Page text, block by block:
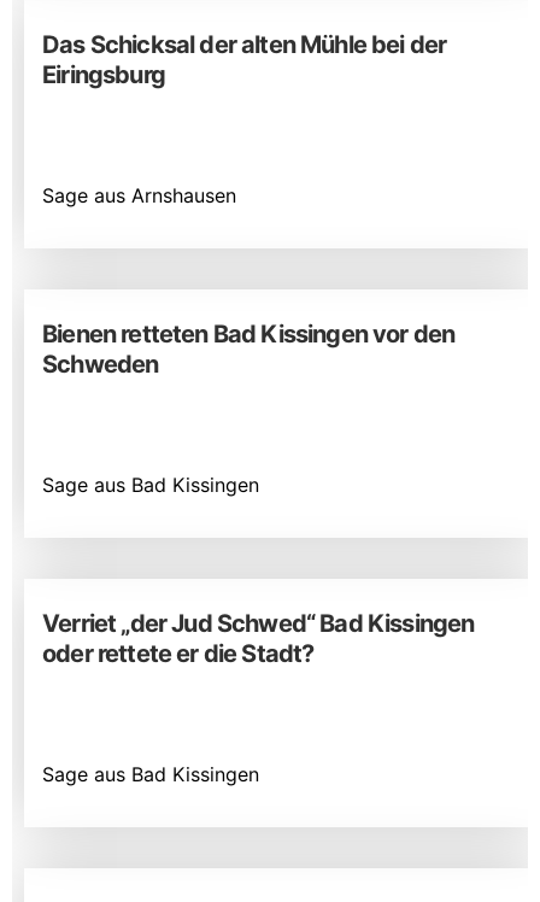
Das Schicksal der alten Mühle bei der
Eiringsburg
Sage aus Arnshausen
Bienen retteten Bad Kissingen vor den
Schweden
Sage aus Bad Kissingen
Verriet „der Jud Schwed“ Bad Kissingen
oder rettete er die Stadt?
Sage aus Bad Kissingen